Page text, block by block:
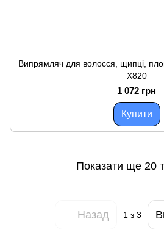
Випрямляч для волосся, щипці,
X820
1 072 грн
Купити
Показати ще 20
Назад 1 з 3